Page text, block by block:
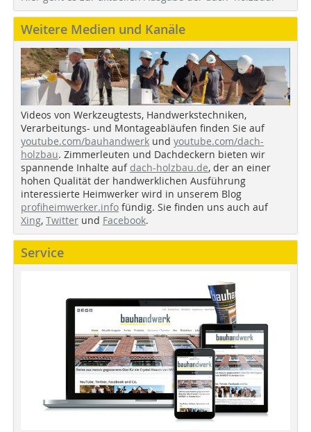
Weitere Medien und Kanäle
Videos von Werkzeugtests, Handwerkstechniken,
Verarbeitungs- und Montageabläufen finden Sie auf
youtube.com/bauhandwerk und youtube.com/dach-
holzbau. Zimmerleuten und Dachdeckern bieten wir
spannende Inhalte auf dach-holzbau.de, der an einer
hohen Qualität der handwerklichen Ausführung
interessierte Heimwerker wird in unserem Blog
profiheimwerker.info fündig. Sie finden uns auch auf
Xing, Twitter und Facebook.
Service